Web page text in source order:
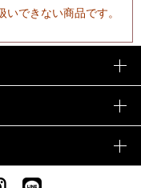
できない商品です。